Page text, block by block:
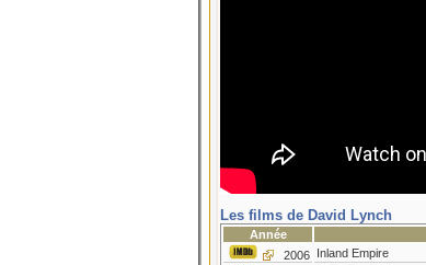
Les films de David Lynch
Année
2006 Inland Empire